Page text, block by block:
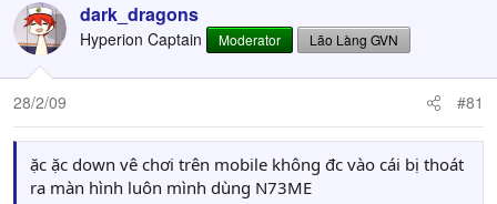
t
a
r
e
r
dark_dragons
Hyperion Captain Moderator Lão Làng GVN
28/2/09 #81
ặc ặc down vê chơi trên mobile không đc vào cái bị thoát
ra màn hình luôn mình dùng N73ME